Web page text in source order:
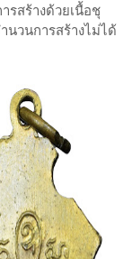
รสร้างด้วยเนื้อชุ
นวนการสร้างไม่ได้